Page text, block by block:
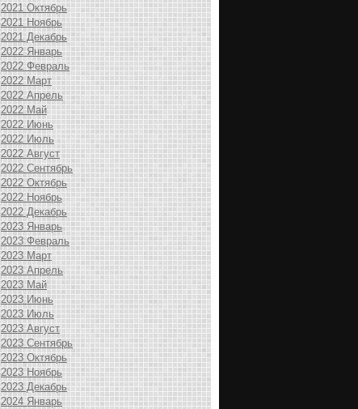
2021 Октябрь
2021 Ноябрь
2021 Декабрь
2022 Январь
2022 Февраль
2022 Март
2022 Апрель
2022 Май
2022 Июнь
2022 Июль
2022 Август
2022 Сентябрь
2022 Октябрь
2022 Ноябрь
2022 Декабрь
2023 Январь
2023 Февраль
2023 Март
2023 Апрель
2023 Май
2023 Июнь
2023 Июль
2023 Август
2023 Сентябрь
2023 Октябрь
2023 Ноябрь
2023 Декабрь
2024 Январь